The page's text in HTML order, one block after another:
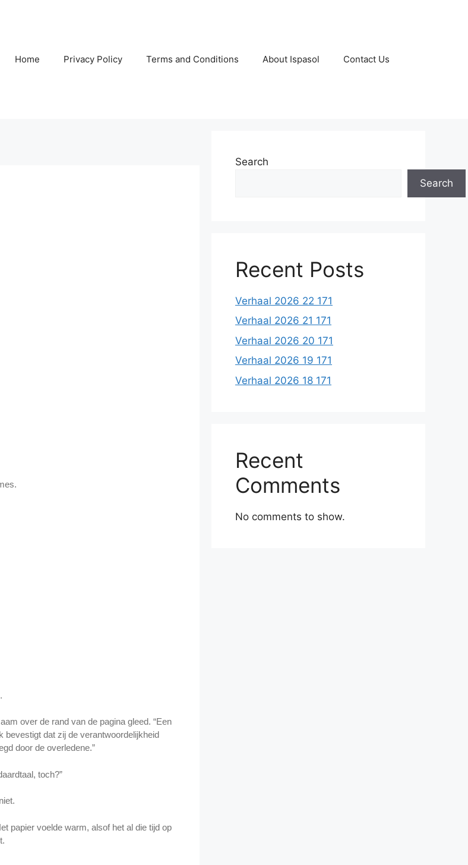
Home Privacy Policy Terms and Conditions About Ispasol Contact Us
over de rand van de pagina gleed. “Een
bevestigt dat zij de verantwoordelijkheid
door de overledene.”
toch?”
papier voelde warm, alsof het al die tijd op
Search
Search
Recent Posts
Verhaal 2026 22 171
Verhaal 2026 21 171
Verhaal 2026 20 171
Verhaal 2026 19 171
Verhaal 2026 18 171
Recent
Comments
No comments to show.